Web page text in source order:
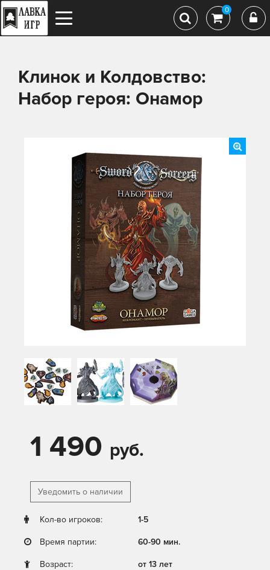
0
Клинок и Колдовство:
Набор героя: Онамор
1 490 руб.
Уведомить о наличии
Кол-во игроков: 1-5
Время партии: 60-90 мин.
Возраст: от 13 лет